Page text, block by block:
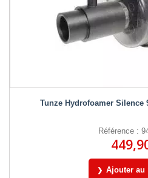
Tunze Hydrofoamer Silence
Référence :
Ajouter au